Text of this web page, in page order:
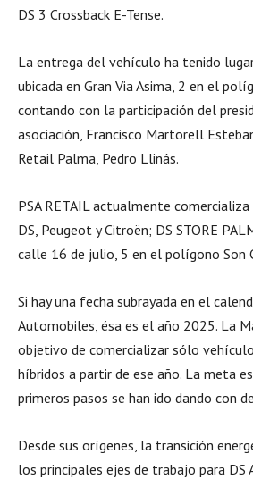
DS 3 Crossback E-Tense.
La entrega del vehículo ha tenido
ubicada en Gran Via Asima, 2 en el
contando con la participación del
asociación, Francisco Martorell
Retail Palma, Pedro Llinás.
PSA RETAIL actualmente
DS, Peugeot y Citroën; DS STORE
calle 16 de julio, 5 en el polígono Son
Si hay una fecha subrayada en el
Automobiles, ésa es el año 2025. La
objetivo de comercializar sólo
híbridos a partir de ese año. La meta
primeros pasos se han ido dando con
Desde sus orígenes, la transición
los principales ejes de trabajo para DS